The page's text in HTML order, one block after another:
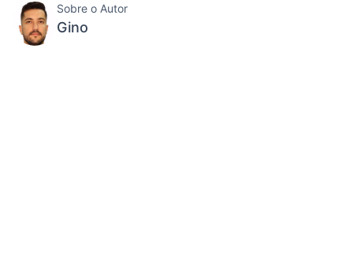
Sobre o Autor
Gino